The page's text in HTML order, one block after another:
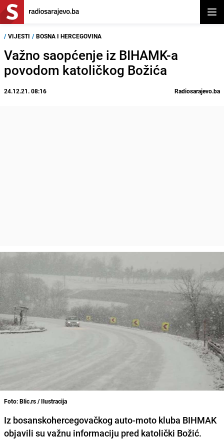
/ VIJESTI / BOSNA I HERCEGOVINA
Važno saopćenje iz BIHAMK-a
povodom katoličkog Božića
24.12.21. 08:16 Radiosarajevo.ba
Foto: Blic.rs / Ilustracija
Iz bosanskohercegovačkog auto-moto kluba BIHMAK
objavili su važnu informaciju pred katolički Božić.